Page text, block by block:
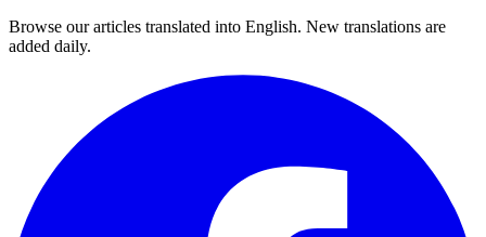
Browse our articles translated into English. New translations are
added daily.